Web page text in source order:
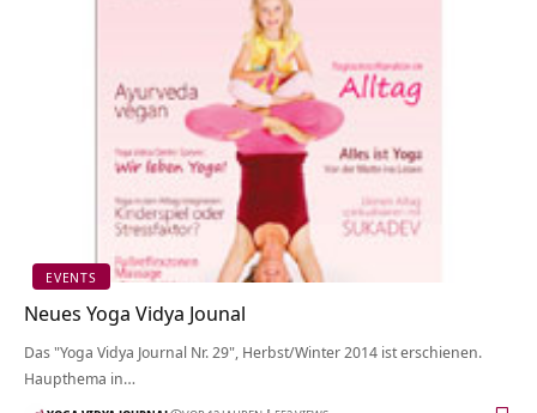
EVENTS
Neues Yoga Vidya Jounal
Das "Yoga Vidya Journal Nr. 29", Herbst/Winter 2014 ist erschienen.
Haupthema in…